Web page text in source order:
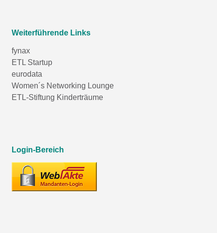
Weiterführende Links
fynax
ETL Startup
eurodata
Women´s Networking Lounge
ETL-Stiftung Kinderträume
Login-Bereich